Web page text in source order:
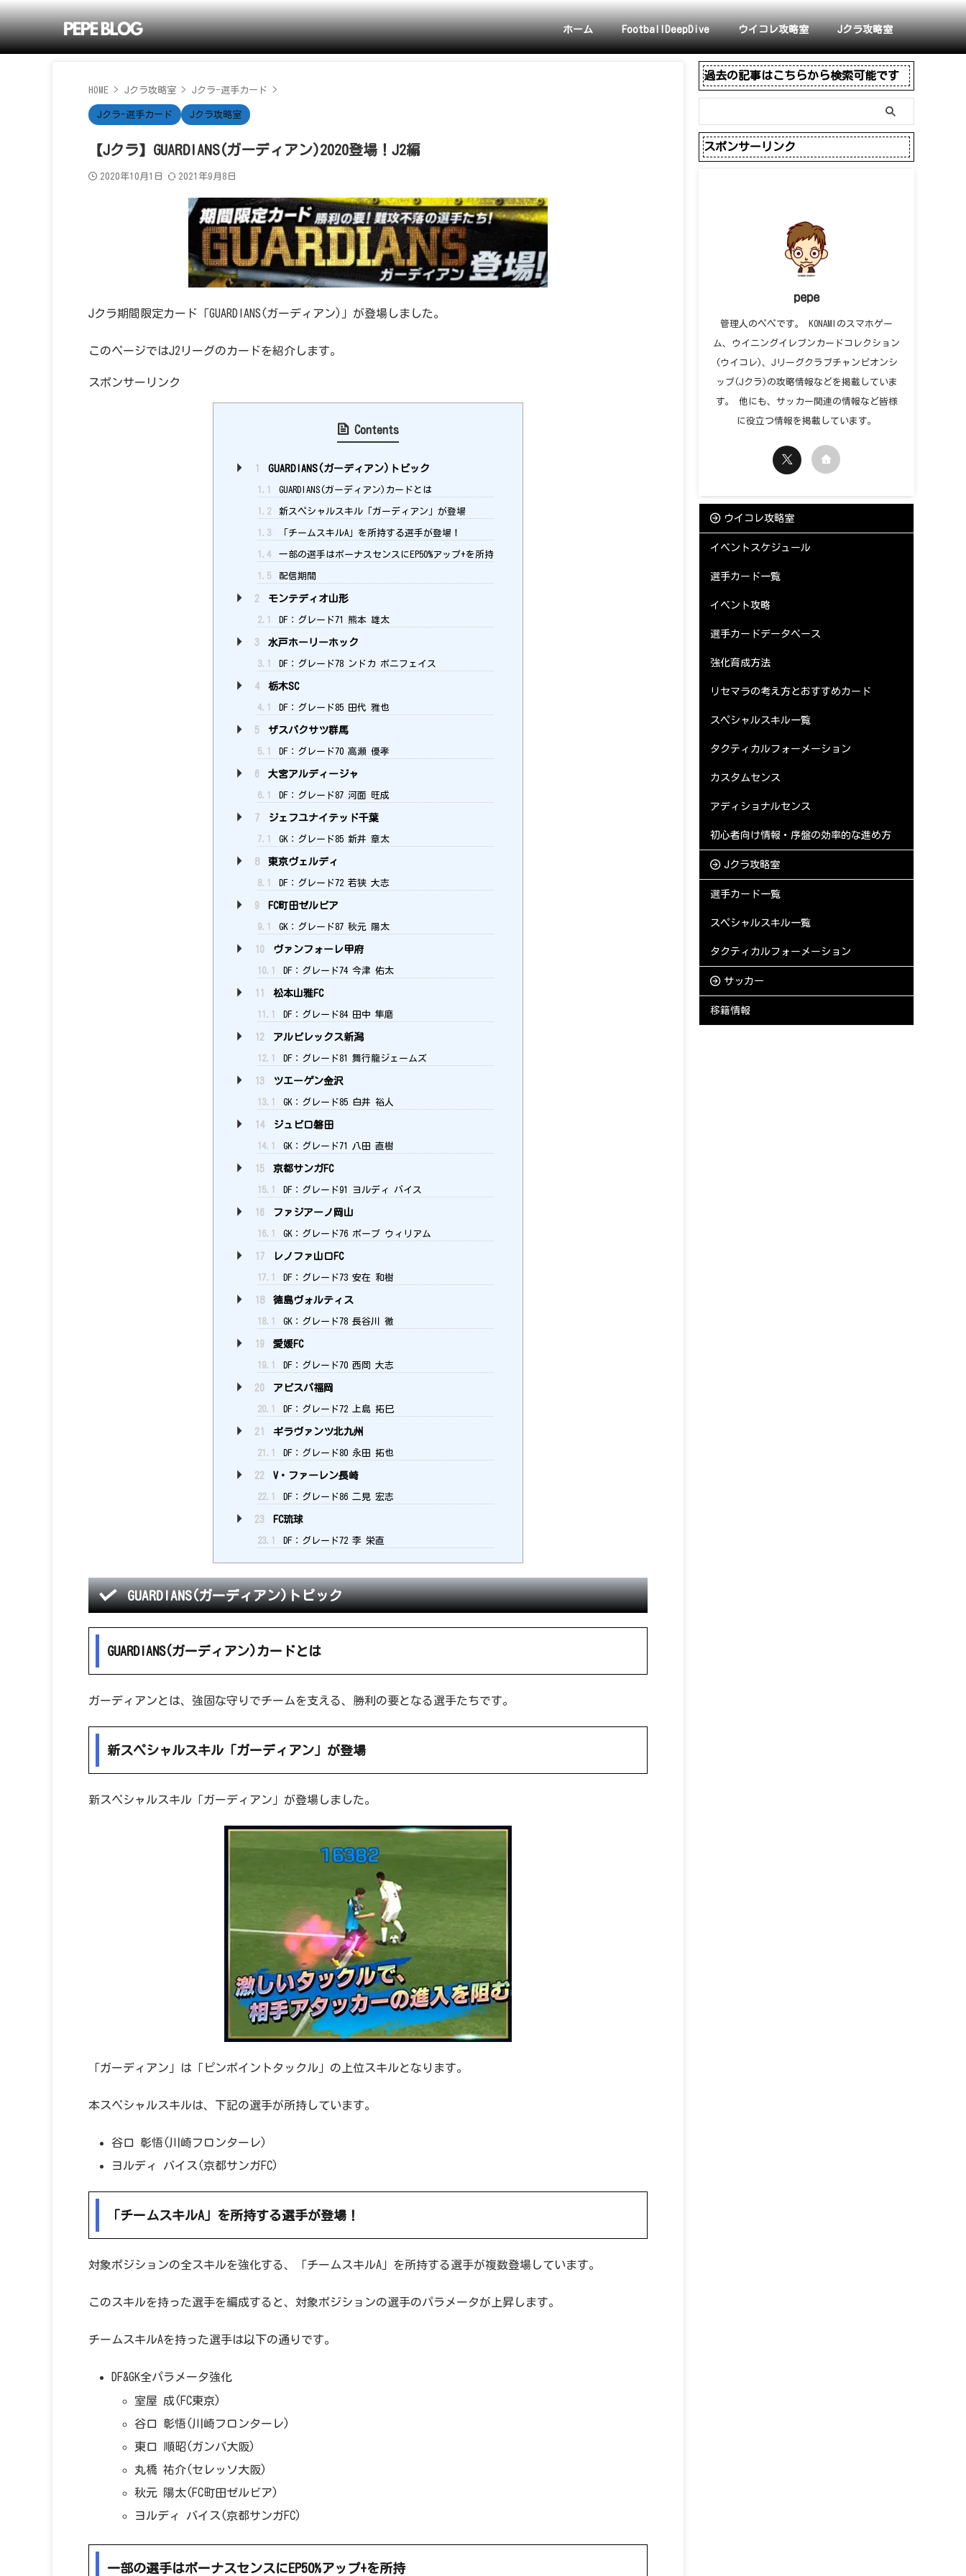
ホーム FootballDeepDive ウイコレ攻略室 Jクラ攻略室
HOME > Jクラ攻略室 > Jクラ-選手カード >
Jクラ-選手カード Jクラ攻略室
【Jクラ】GUARDIANS(ガーディアン)2020登場！J2編
2020年10月1日 2021年9月8日
Jクラ期間限定カード「GUARDIANS(ガーディアン)」が登場しました。
このページではJ2リーグのカードを紹介します。
スポンサーリンク
Contents
1 GUARDIANS(ガーディアン)トピック
1.1 GUARDIANS(ガーディアン)カードとは
1.2 新スペシャルスキル「ガーディアン」が登場
1.3 「チームスキルA」を所持する選手が登場！
1.4 一部の選手はボーナスセンスにEP50%アップ+を所持
1.5 配信期間
2 モンテディオ山形
2.1 DF：グレード71 熊本 雄太
3 水戸ホーリーホック
3.1 DF：グレード78 ンドカ ボニフェイス
4 栃木SC
4.1 DF：グレード85 田代 雅也
5 ザスパクサツ群馬
5.1 DF：グレード70 高瀬 優孝
6 大宮アルディージャ
6.1 DF：グレード87 河面 旺成
7 ジェフユナイテッド千葉
7.1 GK：グレード85 新井 章太
8 東京ヴェルディ
8.1 DF：グレード72 若狭 大志
9 FC町田ゼルビア
9.1 GK：グレード87 秋元 陽太
10 ヴァンフォーレ甲府
10.1 DF：グレード74 今津 佑太
11 松本山雅FC
11.1 DF：グレード84 田中 隼磨
12 アルビレックス新潟
12.1 DF：グレード81 舞行龍ジェームズ
13 ツエーゲン金沢
13.1 GK：グレード85 白井 裕人
14 ジュビロ磐田
14.1 GK：グレード71 八田 直樹
15 京都サンガFC
15.1 DF：グレード91 ヨルディ バイス
16 ファジアーノ岡山
16.1 GK：グレード76 ポープ ウィリアム
17 レノファ山口FC
17.1 DF：グレード73 安在 和樹
18 徳島ヴォルティス
18.1 GK：グレード78 長谷川 徹
19 愛媛FC
19.1 DF：グレード70 西岡 大志
20 アビスパ福岡
20.1 DF：グレード72 上島 拓巳
21 ギラヴァンツ北九州
21.1 DF：グレード80 永田 拓也
22 V・ファーレン長崎
22.1 DF：グレード86 二見 宏志
23 FC琉球
23.1 DF：グレード72 李 栄直
GUARDIANS(ガーディアン)トピック
GUARDIANS(ガーディアン)カードとは
ガーディアンとは、強固な守りでチームを支える、勝利の要となる選手たちです。
新スペシャルスキル「ガーディアン」が登場
新スペシャルスキル「ガーディアン」が登場しました。
「ガーディアン」は「ピンポイントタックル」の上位スキルとなります。
本スペシャルスキルは、下記の選手が所持しています。
谷口 彰悟(川崎フロンターレ)
ヨルディ バイス(京都サンガFC)
「チームスキルA」を所持する選手が登場！
対象ポジションの全スキルを強化する、「チームスキルA」を所持する選手が複数登場しています。
このスキルを持った選手を編成すると、対象ポジションの選手のパラメータが上昇します。
チームスキルAを持った選手は以下の通りです。
DF&GK全パラメータ強化
室屋 成(FC東京)
谷口 彰悟(川崎フロンターレ)
東口 順昭(ガンバ大阪)
丸橋 祐介(セレッソ大阪)
秋元 陽太(FC町田ゼルビア)
ヨルディ バイス(京都サンガFC)
一部の選手はボーナスセンスにEP50%アップ+を所持
過去の記事はこちらから検索可能です
スポンサーリンク
pepe
管理人のペペです。 KONAMIのスマホゲー
ム、ウイニングイレブンカードコレクション
(ウイコレ)、Jリーグクラブチャンピオンシ
ップ(Jクラ)の攻略情報などを掲載していま
す。 他にも、サッカー関連の情報など皆様
に役立つ情報を掲載しています。
ウイコレ攻略室
イベントスケジュール
選手カード一覧
イベント攻略
選手カードデータベース
強化育成方法
リセマラの考え方とおすすめカード
スペシャルスキル一覧
タクティカルフォーメーション
カスタムセンス
アディショナルセンス
初心者向け情報・序盤の効率的な進め方
Jクラ攻略室
選手カード一覧
スペシャルスキル一覧
タクティカルフォーメーション
サッカー
移籍情報